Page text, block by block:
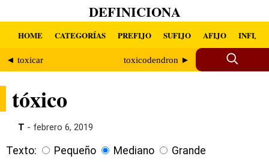
DEFINICIONA
HOME CATEGORÍAS PREFIJO SUFIJO AFIJO INFIJO
◄ toxicar toxicodendron ►
tóxico
T - febrero 6, 2019
Texto: Pequeño Mediano Grande